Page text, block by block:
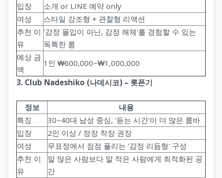
입장
소개 or LINE 예약 only
여성
스타일 강조형 + 관찰형 리액션
추천 이
유
'감정 몰입이 아닌, 감정 해체'를 경험할 수 있는
독특한 룸
예상 금
액
1인 ₩600,000~₩1,000,000
3. Club Nadeshiko (나데시코) – 롯폰기
정보
내용
특징
30~40대 남성 중심, '듣는 시간'이 더 많은 룸바
입장
2인 이상 / 정장 착장 권장
여성
무표정에서 점점 풀리는 '감정 리듬형' 구성
추천 이
유
말 많은 사람보다 말 적은 사람에게 최적화된 공
간